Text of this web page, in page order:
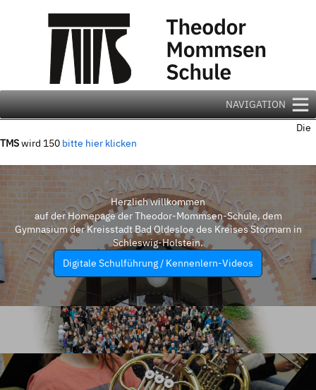
NAVIGATION
Die
TMSwird 150 bitte hier klicken
Herzlich willkommen
auf der Homepage der Theodor-Mommsen-Schule, dem
Gymnasium der Kreisstadt Bad Oldesloe des Kreises Stormarn in
Schleswig-Holstein.
Digitale Schulführung / Kennenlern-Videos